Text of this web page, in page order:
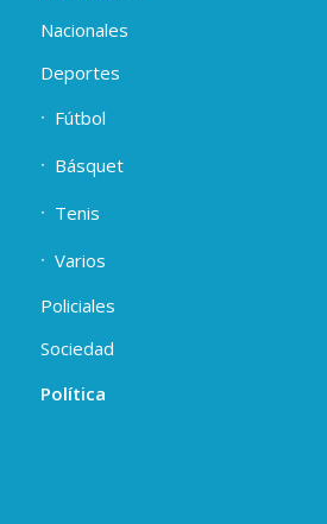
Nacionales
Deportes
Fútbol
Básquet
Tenis
Varios
Policiales
Sociedad
Política